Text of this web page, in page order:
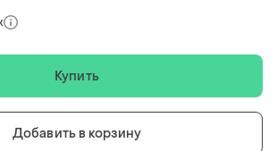
Купить
Добавить в корзину